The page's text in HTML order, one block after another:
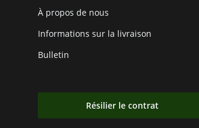
À propos de nous
Informations sur la livraison
Bulletin
Résilier le contrat